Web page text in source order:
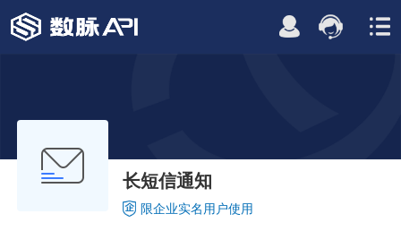
长短信通知
限企业实名用户使用